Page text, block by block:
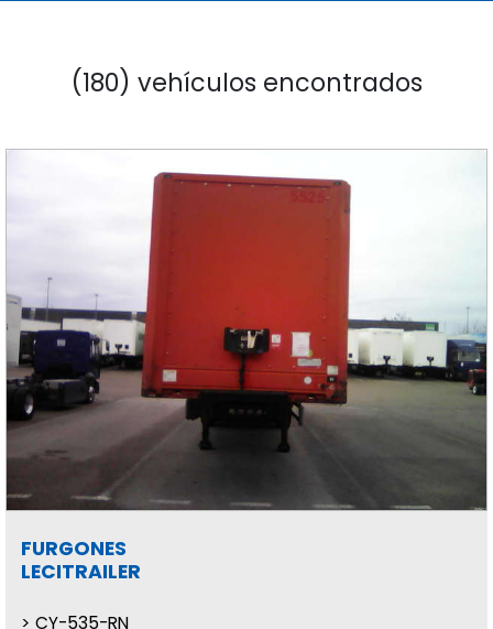
(180) vehículos encontrados
FURGONES
LECITRAILER
CY-535-RN